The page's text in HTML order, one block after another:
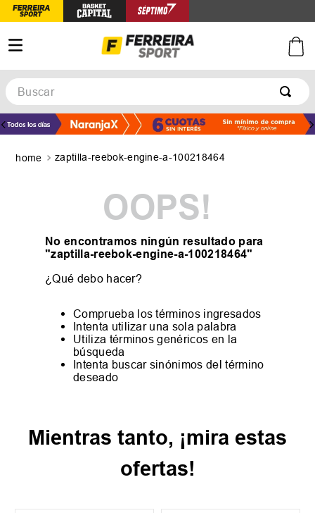
Buscar
zaptilla-reebok-engine-a-100218464
OOPS!
No encontramos ningún resultado para
"zaptilla-reebok-engine-a-100218464"
¿Qué debo hacer?
Comprueba los términos ingresados
Intenta utilizar una sola palabra
Utiliza términos genéricos en la
búsqueda
Intenta buscar sinónimos del término
deseado
Mientras tanto, ¡mira estas
ofertas!
TÉRMINOS MÁS BUSCADOS
basquet
zapatillas adidas
medias